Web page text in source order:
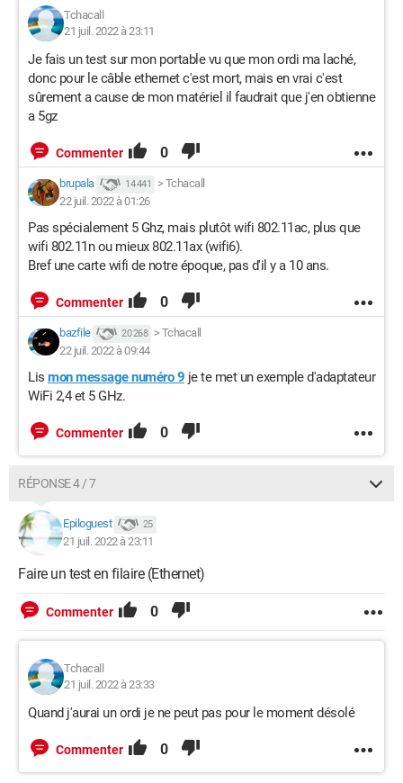
Tchacall
21 juil. 2022 à 23:11
Je fais un test sur mon portable vu que mon ordi ma laché,
donc pour le câble ethernet c'est mort, mais en vrai c'est
sûrement a cause de mon matériel il faudrait que j'en obtienne
a 5gz
Commenter 0
brupala 14 441 > Tchacall
22 juil. 2022 à 01:26
Pas spécialement 5 Ghz, mais plutôt wifi 802.11ac, plus que
wifi 802.11n ou mieux 802.11ax (wifi6).
Bref une carte wifi de notre époque, pas d'il y a 10 ans.
Commenter 0
bazfile 20 268 > Tchacall
22 juil. 2022 à 09:44
Lis mon message numéro 9 je te met un exemple d'adaptateur
WiFi 2,4 et 5 GHz.
Commenter 0
RÉPONSE 4 / 7
Epiloguest 25
21 juil. 2022 à 23:11
Faire un test en filaire (Ethernet)
Commenter 0
Tchacall
21 juil. 2022 à 23:33
Quand j'aurai un ordi je ne peut pas pour le moment désolé
Commenter 0